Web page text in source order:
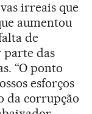
irreais que
aumentou
de
parte das
“O ponto
esforços
da corrupção